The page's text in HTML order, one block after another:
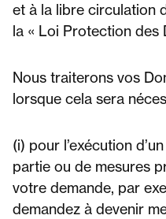
et à la libre circulation
la « Loi Protection des
Nous traiterons vos
lorsque cela sera
(i) pour l’exécution
partie ou de mesures
votre demande, par
demandez à devenir